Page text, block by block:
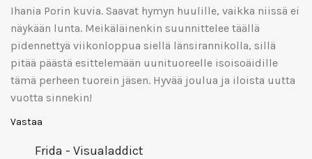
Ihania Porin kuvia. Saavat hymyn huulille, vaikka niissä ei
näykään lunta. Meikäläinenkin suunnittelee täällä
pidennettyä viikonloppua siellä länsirannikolla, sillä
pitää päästä esittelemään uunituoreelle isoisoäidille
tämä perheen tuorein jäsen. Hyvää joulua ja iloista uutta
vuotta sinnekin!
Vastaa
Frida - Visualaddict